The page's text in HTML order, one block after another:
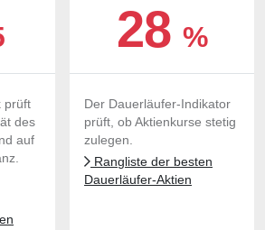
prüft
des
auf
28%
Der Dauerläufer-Indikator
prüft, ob Aktienkurse stetig
zulegen.
Rangliste der besten
Dauerläufer-Aktien